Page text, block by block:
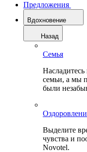
Предложения
Вдохновение
Назад
Семья
семьи, а мы
были
Выделите
чувства и
Novotel.